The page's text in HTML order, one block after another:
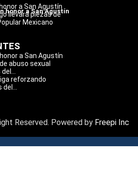
honor a San Agustín
a San Agustín
llevará piezas de
Mexicano
a San Agustín
abuso sexual
reforzando
Reserved. Powered by Freepi Inc